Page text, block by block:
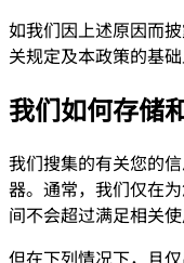
如我们因上述原因而
关规定及本政策的基础
我们如何存储
我们搜集的有关您的
器。通常，我们仅在
间不会超过满足相关
但在下列情况下，且